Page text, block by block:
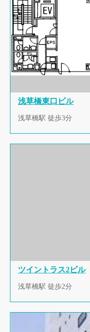
浅草橋東口ビル
浅草橋駅 徒歩3分
ツイントラス2ビル
浅草橋駅 徒歩2分